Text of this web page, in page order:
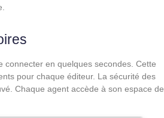
connecter en quelques secondes. Cette
pour chaque éditeur. La sécurité des
Chaque agent accède à son espace de